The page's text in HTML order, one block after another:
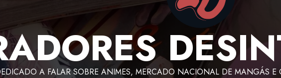
A FALAR SOBRE ANIMES, MERCADO NACIONAL DE MANGÁS E